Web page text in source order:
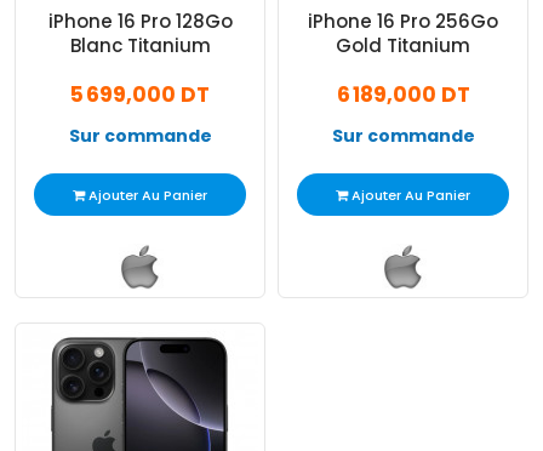
iPhone 16 Pro 128Go
Blanc Titanium
5 699,000 DT
Sur commande
Ajouter Au Panier
iPhone 16 Pro 256Go
Gold Titanium
6 189,000 DT
Sur commande
Ajouter Au Panier